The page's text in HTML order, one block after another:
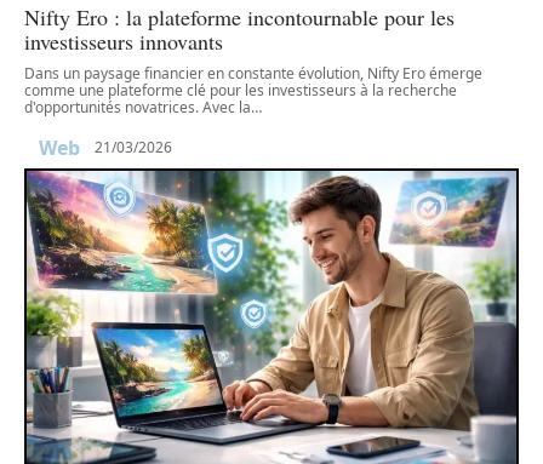
Nifty Ero : la plateforme incontournable pour les
investisseurs innovants
Dans un paysage financier en constante évolution, Nifty Ero émerge
comme une plateforme clé pour les investisseurs à la recherche
d'opportunités novatrices. Avec la…
Web 21/03/2026